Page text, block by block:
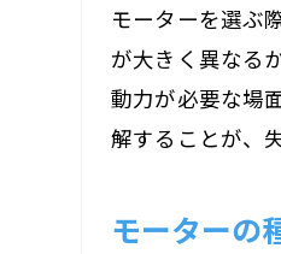
モーターを選ぶ
が大きく異なる
動力が必要な場
解することが、
モーターの